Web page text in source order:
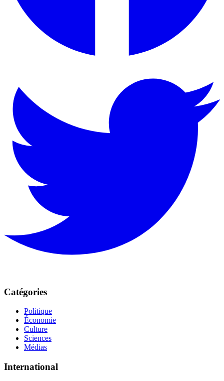
Catégories
Politique
Économie
Culture
Sciences
Médias
International